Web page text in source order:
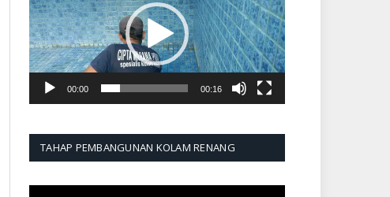
00:00 00:16
TAHAP PEMBANGUNAN KOLAM RENANG